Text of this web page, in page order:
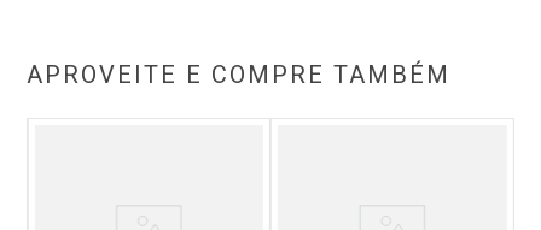
APROVEITE E COMPRE TAMBÉM